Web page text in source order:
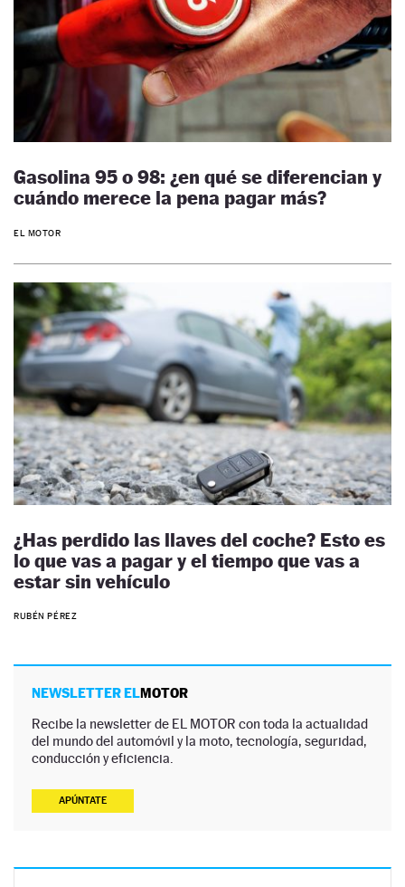
Gasolina 95 o 98: ¿en qué se diferencian y
cuándo merece la pena pagar más?
EL MOTOR
¿Has perdido las llaves del coche? Esto es
lo que vas a pagar y el tiempo que vas a
estar sin vehículo
RUBÉN PÉREZ
NEWSLETTER ELMOTOR
Recibe la newsletter de EL MOTOR con toda la actualidad
del mundo del automóvil y la moto, tecnología, seguridad,
conducción y eficiencia.
APÚNTATE